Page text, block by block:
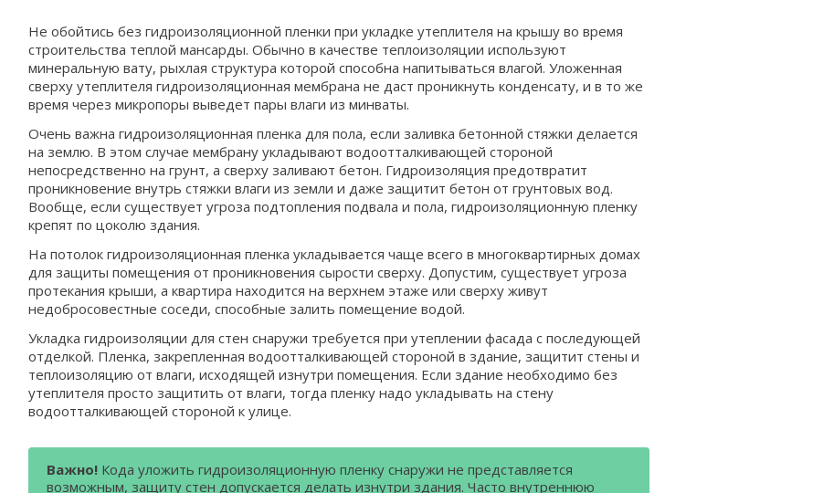
Не обойтись без гидроизоляционной пленки при укладке утеплителя на крышу во время
строительства теплой мансарды. Обычно в качестве теплоизоляции используют
минеральную вату, рыхлая структура которой способна напитываться влагой. Уложенная
сверху утеплителя гидроизоляционная мембрана не даст проникнуть конденсату, и в то же
время через микропоры выведет пары влаги из минваты.
Очень важна гидроизоляционная пленка для пола, если заливка бетонной стяжки делается
на землю. В этом случае мембрану укладывают водоотталкивающей стороной
непосредственно на грунт, а сверху заливают бетон. Гидроизоляция предотвратит
проникновение внутрь стяжки влаги из земли и даже защитит бетон от грунтовых вод.
Вообще, если существует угроза подтопления подвала и пола, гидроизоляционную пленку
крепят по цоколю здания.
На потолок гидроизоляционная пленка укладывается чаще всего в многоквартирных домах
для защиты помещения от проникновения сырости сверху. Допустим, существует угроза
протекания крыши, а квартира находится на верхнем этаже или сверху живут
недобросовестные соседи, способные залить помещение водой.
Укладка гидроизоляции для стен снаружи требуется при утеплении фасада с последующей
отделкой. Пленка, закрепленная водоотталкивающей стороной в здание, защитит стены и
теплоизоляцию от влаги, исходящей изнутри помещения. Если здание необходимо без
утеплителя просто защитить от влаги, тогда пленку надо укладывать на стену
водоотталкивающей стороной к улице.
Важно! Кода уложить гидроизоляционную пленку снаружи не представляется
возможным, защиту стен допускается делать изнутри здания. Часто внутреннюю